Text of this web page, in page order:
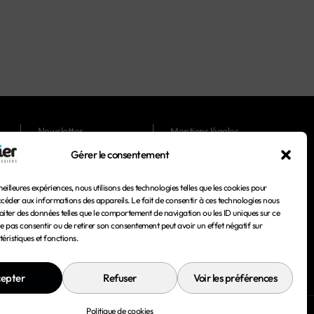
Gérer le consentement
expériences, nous utilisons des technologies telles que les cookies pour
aux informations des appareils. Le fait de consentir à ces technologies nous
des données telles que le comportement de navigation ou les ID uniques sur ce
pas consentir ou de retirer son consentement peut avoir un effet négatif sur
et fonctions.
Refuser Voir les préférences
Politique de cookies
Newsletter
Magazines
Mentions légales
Conditions générales de
vente
Politique de confidentialité
Politique de cookies